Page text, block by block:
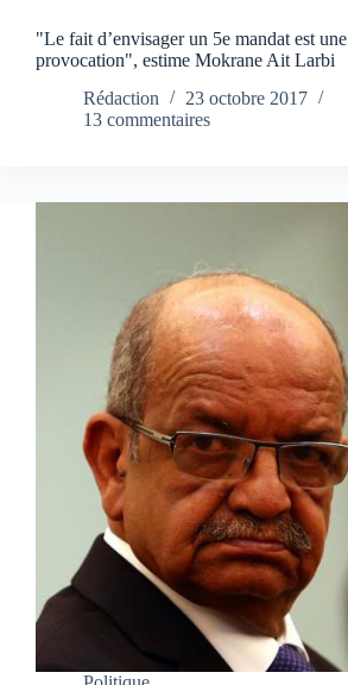
"Le fait d’envisager un 5e mandat est une
provocation", estime Mokrane Ait Larbi
Rédaction
23 octobre 2017
13 commentaires